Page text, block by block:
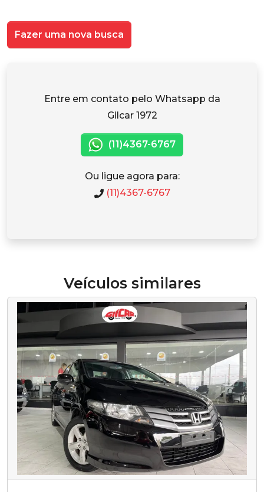
Fazer uma nova busca
Entre em contato pelo Whatsapp da
Gilcar 1972
(11)4367-6767
Ou ligue agora para:
(11)4367-6767
Veículos similares